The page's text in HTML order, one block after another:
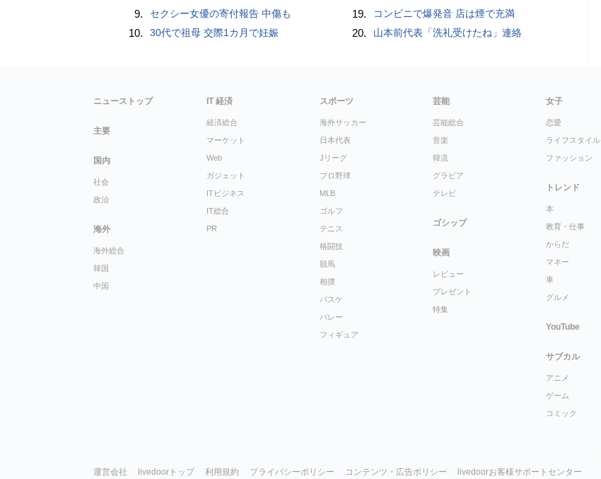
9. セクシー女優の寄付報告 中傷も
10. 30代で祖母 交際1カ月で妊娠
19. コンビニで爆発音 店は煙で充満
20. 山本前代表「洗礼受けたね」連絡
ニューストップ
主要
国内
社会
政治
海外
海外総合
韓国
中国
IT 経済
経済総合
マーケット
Web
ガジェット
ITビジネス
IT総合
PR
スポーツ
海外サッカー
日本代表
Jリーグ
プロ野球
MLB
ゴルフ
テニス
格闘技
競馬
相撲
バスケ
バレー
フィギュア
芸能
芸能総合
音楽
韓流
グラビア
テレビ
ゴシップ
映画
レビュー
プレゼント
特集
女子
恋愛
ライフスタイル
ファッション
トレンド
本
教育・仕事
からだ
マネー
車
グルメ
YouTube
サブカル
アニメ
ゲーム
コミック
運営会社 livedoorトップ 利用規約 プライバシーポリシー コンテンツ・広告ポリシー livedoorお客様サポートセンター